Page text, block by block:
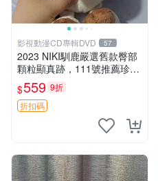
影視動漫CD專輯DVD 57
2023 NIKI馴鹿嚴選舊款臀部
顆粒顯真跡，111號推薦珍藏
品 馴鹿 舊款 尾巴顆粒
$559 9折
折扣碼